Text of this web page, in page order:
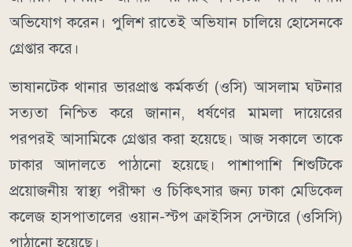
অভিযোগ করেন। পুলিশ রাতেই অভিযান চালিয়ে হোসেনকে
গ্রেপ্তার করে।
ভাষানটেক থানার ভারপ্রাপ্ত কর্মকর্তা (ওসি) আসলাম ঘটনার
সত্যতা নিশ্চিত করে জানান, ধর্ষণের মামলা দায়েরের
পরপরই আসামিকে গ্রেপ্তার করা হয়েছে। আজ সকালে তাকে
ঢাকার আদালতে পাঠানো হয়েছে। পাশাপাশি শিশুটিকে
প্রয়োজনীয় স্বাস্থ্য পরীক্ষা ও চিকিৎসার জন্য ঢাকা মেডিকেল
কলেজ হাসপাতালের ওয়ান-স্টপ ক্রাইসিস সেন্টারে (ওসিসি)
পাঠানো হয়েছে।